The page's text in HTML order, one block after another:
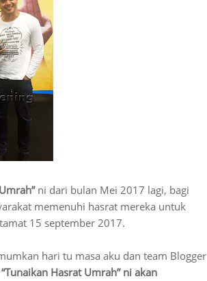
ni dari bulan Mei 2017 lagi, bagi
memenuhi hasrat mereka untuk
15 september 2017.
hari tu masa aku dan team Blogger
“Tunaikan Hasrat Umrah” ni akan